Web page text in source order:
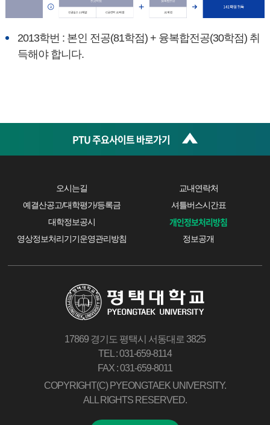
2013학번 : 본인 전공(81학점) + 융복합전공(30학점) 취
득해야 합니다.
PTU 주요사이트 바로가기
오시는길
교내연락처
예결산공고/대학평가/등록금
셔틀버스시간표
대학정보공시
개인정보처리방침
영상정보처리기기운영관리방침 정보공개
17869 경기도 평택시 서동대로 3825
TEL : 031-659-8114
FAX : 031-659-8011
COPYRIGHT(C) PYEONGTAEK UNIVERSITY.
ALL RIGHTS RESERVED.